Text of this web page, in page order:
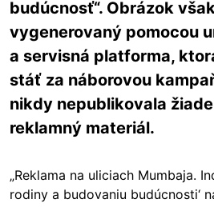
budúcnosť“. Obrázok
vygenerovaný pomocou
a servisná platforma,
stáť za náborovou
nikdy nepublikovala
reklamný materiál.
„Reklama na uliciach Mumbaja.
rodiny a budovaniu budúcnosti‘